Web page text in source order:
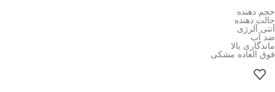
حجم دهنده
حالت دهنده
آنتی آلرژی
ضد آب
ماندگاری بالا
فوق العاده مشکی